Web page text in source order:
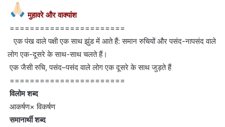
मुहावरे और वाक्यांश
=======================
एक पंख वाले पक्षी एक साथ झुंड में आते हैं: समान रुचियों और पसंद-नापसंद वाले
लोग एक-दूसरे के साथ-साथ चलते हैं।
एक जैसी रुचि, पसंद–पसंद वाले लोग एक दूसरे के साथ जुड़ते हैं
=======================
विलोम शब्द
आकर्षण× विकर्षण
समानार्थी शब्द